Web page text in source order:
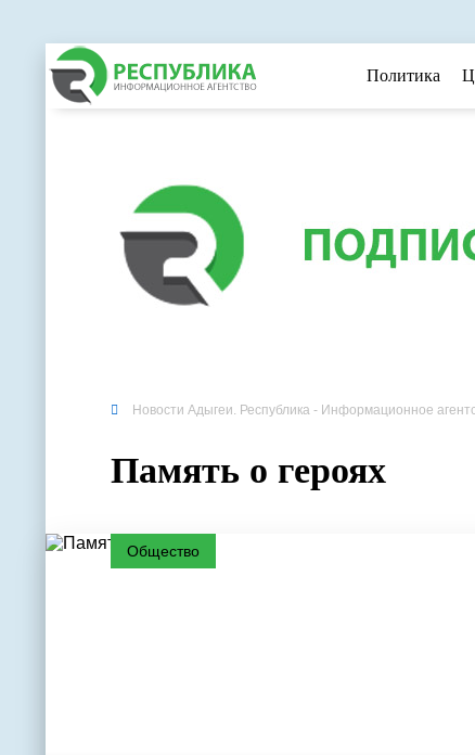
Политика
Новости Адыгеи. Республика - Информационное
Память о героях
Общество